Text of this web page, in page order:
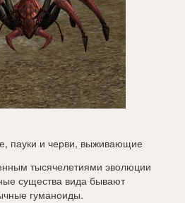
пауки и черви, выживающие
тысячелетиями эволюции
существа вида бывают
гуманоиды.